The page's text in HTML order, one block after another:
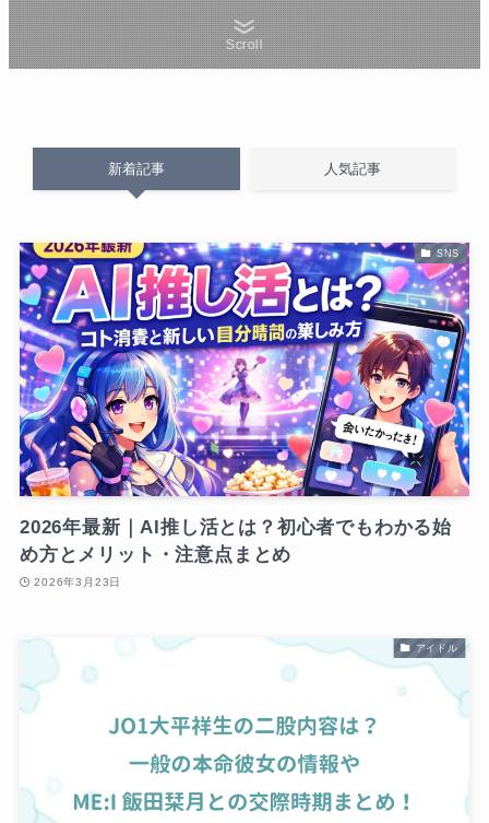
Scroll
新着記事 人気記事
SNS
2026年最新｜AI推し活とは？初心者でもわかる始
め方とメリット・注意点まとめ
2026年3月23日
アイドル